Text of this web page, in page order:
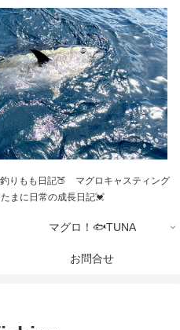
りもも日記🍑 マグロキャスティング
まに日常の成長日記💓
マグロ！🐟TUNA
お問合せ